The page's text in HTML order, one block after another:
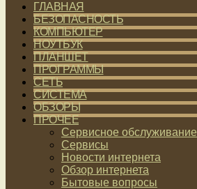
ГЛАВНАЯ
БЕЗОПАСНОСТЬ
КОМПЬЮТЕР
НОУТБУК
ПЛАНШЕТ
ПРОГРАММЫ
СЕТЬ
СИСТЕМА
ОБЗОРЫ
ПРОЧЕЕ
Сервисное обслуживание
Сервисы
Новости интернета
Обзор интернета
Бытовые вопросы